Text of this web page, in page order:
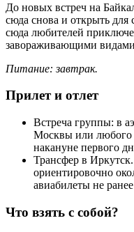
До новых встреч на
сюда снова и открыть для
сюда любителей
завораживающими
Питание: завтрак.
Прилет и отлет
Встреча группы: в
Москвы или любого
накануне первого
Трансфер в
ориентировочно
авиабилеты не
Что взять с собой?